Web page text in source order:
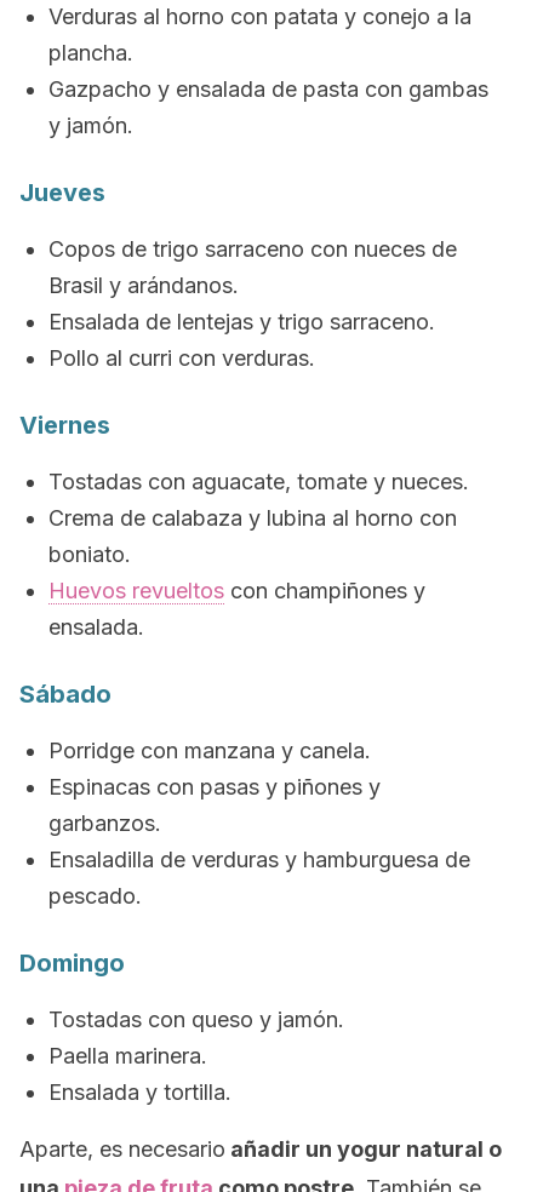
Verduras al horno con patata y conejo a la
plancha.
Gazpacho y ensalada de pasta con gambas
y jamón.
Jueves
Copos de trigo sarraceno con nueces de
Brasil y arándanos.
Ensalada de lentejas y trigo sarraceno.
Pollo al curri con verduras.
Viernes
Tostadas con aguacate, tomate y nueces.
Crema de calabaza y lubina al horno con
boniato.
Huevos revueltos con champiñones y
ensalada.
Sábado
Porridge con manzana y canela.
Espinacas con pasas y piñones y
garbanzos.
Ensaladilla de verduras y hamburguesa de
pescado.
Domingo
Tostadas con queso y jamón.
Paella marinera.
Ensalada y tortilla.
Aparte, es necesario añadir un yogur natural o